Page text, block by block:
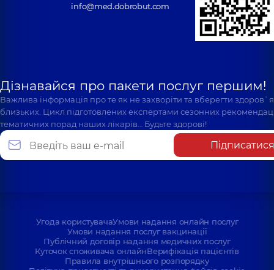
info@med.dobrobut.com
Дізнавайся про пакети послуг першим!
Важлива інформація про те як не захворіти та вберегти
близьких. Цикл підготовлених експертами сезонних
тематичних порад наших лікарів… Будьте здорові!
Підписатися
Угода користувачаУмови надання онлайн послуг
Умови надання послуг вакцинації
Публічний договір надання медичних послуг
Куточок споживача онлайнВерифікація пацієнтів
Правила внутрішнього розпорядку